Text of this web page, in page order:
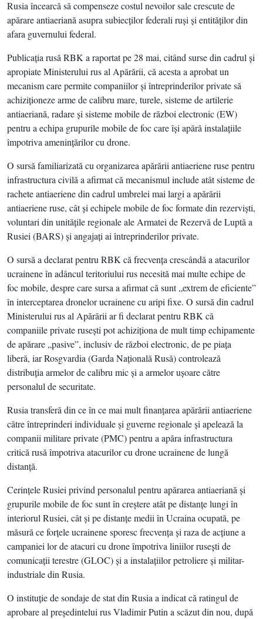
Rusia încearcă să compenseze costul nevoilor sale crescute de
apărare antiaeriană asupra subiecţilor federali ruşi şi entităţilor din
afara guvernului federal.
Publicaţia rusă RBK a raportat pe 28 mai, citând surse din cadrul şi
apropiate Ministerului rus al Apărării, că acesta a aprobat un
mecanism care permite companiilor şi întreprinderilor private să
achiziţioneze arme de calibru mare, turele, sisteme de artilerie
antiaeriană, radare şi sisteme mobile de război electronic (EW)
pentru a echipa grupurile mobile de foc care îşi apără instalaţiile
împotriva ameninţărilor cu drone.
O sursă familiarizată cu organizarea apărării antiaeriene ruse pentru
infrastructura civilă a afirmat că mecanismul include atât sisteme de
rachete antiaeriene din cadrul umbrelei mai largi a apărării
antiaeriene ruse, cât şi echipele mobile de foc formate din rezervişti,
voluntari din unităţile regionale ale Armatei de Rezervă de Luptă a
Rusiei (BARS) şi angajaţi ai întreprinderilor private.
O sursă a declarat pentru RBK că frecvenţa crescândă a atacurilor
ucrainene în adâncul teritoriului rus necesită mai multe echipe de
foc mobile, despre care sursa a afirmat că sunt „extrem de eficiente”
în interceptarea dronelor ucrainene cu aripi fixe. O sursă din cadrul
Ministerului rus al Apărării ar fi declarat pentru RBK că
companiile private ruseşti pot achiziţiona de mult timp echipamente
de apărare „pasive”, inclusiv de război electronic, de pe piaţa
liberă, iar Rosgvardia (Garda Naţională Rusă) controlează
distribuţia armelor de calibru mic şi a armelor uşoare către
personalul de securitate.
Rusia transferă din ce în ce mai mult finanţarea apărării antiaeriene
către întreprinderi individuale şi guverne regionale şi apelează la
companii militare private (PMC) pentru a apăra infrastructura
critică rusă împotriva atacurilor cu drone ucrainene de lungă
distanţă.
Cerinţele Rusiei privind personalul pentru apărarea antiaeriană şi
grupurile mobile de foc sunt în creştere atât pe distanţe lungi în
interiorul Rusiei, cât şi pe distanţe medii în Ucraina ocupată, pe
măsură ce forţele ucrainene sporesc frecvenţa şi raza de acţiune a
campaniei lor de atacuri cu drone împotriva liniilor ruseşti de
comunicaţii terestre (GLOC) şi a instalaţiilor petroliere şi militar-
industriale din Rusia.
O instituţie de sondaje de stat din Rusia a indicat că ratingul de
aprobare al preşedintelui rus Vladimir Putin a scăzut din nou, după